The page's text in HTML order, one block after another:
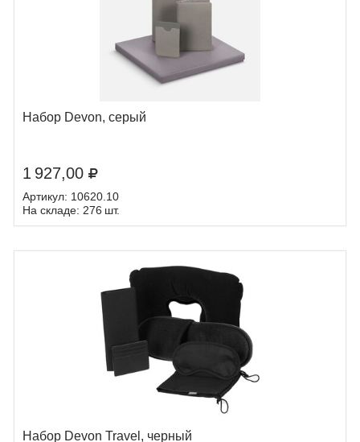
Набор Devon, серый
1 927,00
Артикул: 10620.10
На складе: 276 шт.
Набор Devon Travel, черный